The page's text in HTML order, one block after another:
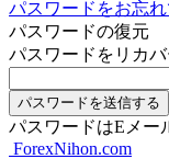
パスワードをお忘
パスワードの復元
パスワードをリカ
パスワードはEメー
ForexNihon.com